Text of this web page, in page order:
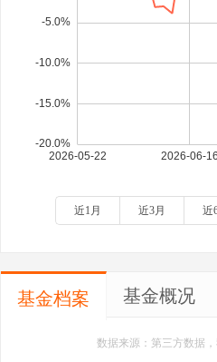
近1月 近3月 近
基金档案 基金概况
数据来源：第三方数据